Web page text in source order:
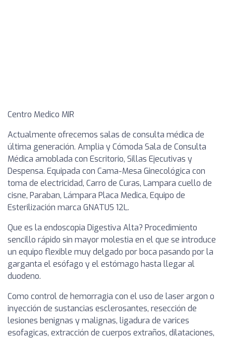
Centro Medico MIR
Actualmente ofrecemos salas de consulta médica de
última generación. Amplia y Cómoda Sala de Consulta
Médica amoblada con Escritorio, Sillas Ejecutivas y
Despensa. Equipada con Cama-Mesa Ginecológica con
toma de electricidad, Carro de Curas, Lampara cuello de
cisne, Paraban, Lámpara Placa Medica, Equipo de
Esterilización marca GNATUS 12L.
Que es la endoscopia Digestiva Alta? Procedimiento
sencillo rápido sin mayor molestia en el que se introduce
un equipo flexible muy delgado por boca pasando por la
garganta el esófago y el estómago hasta llegar al
duodeno.
Como control de hemorragia con el uso de laser argon o
inyección de sustancias esclerosantes, resección de
lesiones benignas y malignas, ligadura de varices
esofagicas, extracción de cuerpos extraños, dilataciones,